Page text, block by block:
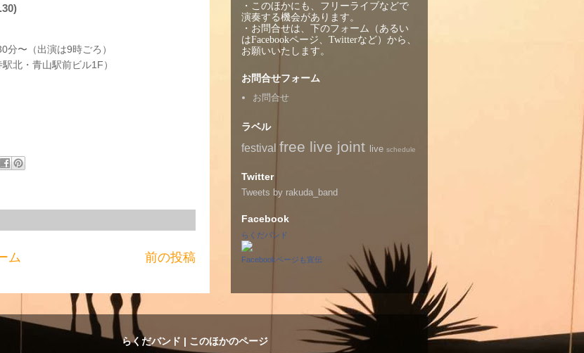
〜（出演は9時ごろ）
北・青山駅前ビル1F）
前の投稿
ム
・このほかにも、フリーライブなどで
演奏する機会があります。
・お問合せは、下のフォーム（あるい
はFacebookページ、Twitterなど）から、
お願いいたします。
お問合せフォーム
お問合せ
ラベル
festival free live joint live schedule
Twitter
Tweets by rakuda_band
Facebook
らくだバンド
Facebookページも宣伝
らくだバンド | このほかのページ